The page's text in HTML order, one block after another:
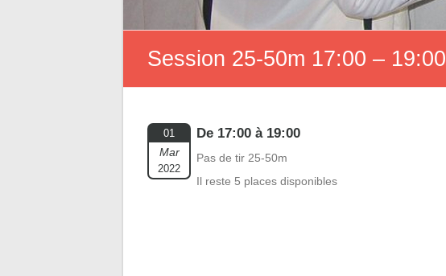
Session 25-50m 17:00 – 19:00
01
Mar
2022
De 17:00 à 19:00
Pas de tir 25-50m
Il reste 5 places disponibles